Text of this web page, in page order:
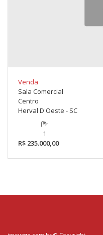
Venda
Sala Comercial
Centro
Herval D'Oeste - SC
1
R$ 235.000,00